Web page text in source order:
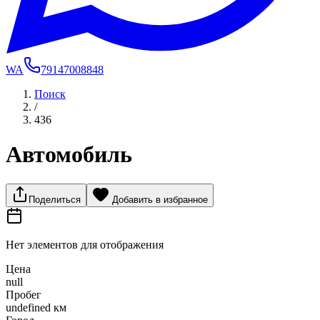
WA
79147008848
Поиск
/
436
Автомобиль
Поделиться Добавить в избранное
Нет элементов для отображения
Цена
null
Пробег
undefined км